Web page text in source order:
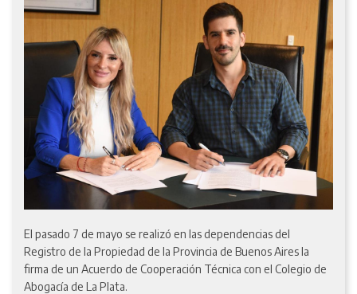
El pasado 7 de mayo se realizó en las dependencias del
Registro de la Propiedad de la Provincia de Buenos Aires la
firma de un Acuerdo de Cooperación Técnica con el Colegio de
Abogacía de La Plata.